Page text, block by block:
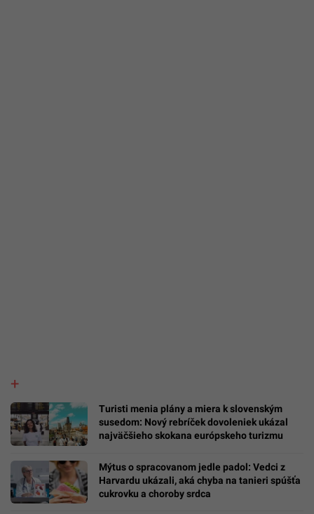
Turisti menia plány a miera k slovenským
susedom: Nový rebríček dovoleniek ukázal
najväčšieho skokana európskeho turizmu
Mýtus o spracovanom jedle padol: Vedci z
Harvardu ukázali, aká chyba na tanieri spúšťa
cukrovku a choroby srdca